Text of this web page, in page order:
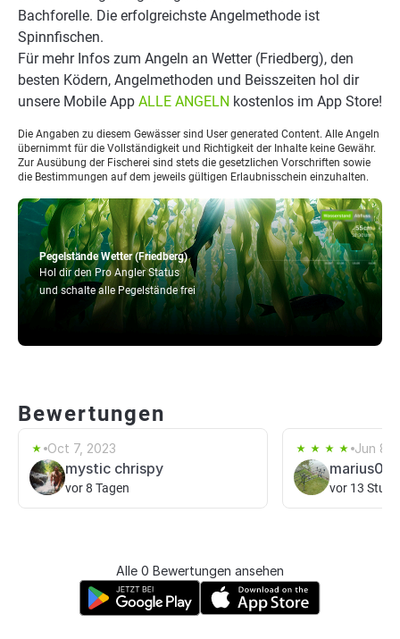
Pegelstände Wetter (Friedberg)
Hol dir den Pro Angler Status
und schalte alle Pegelstände frei
Bachforelle. Die erfolgreichste Angelmethode ist
Spinnfischen.
Für mehr Infos zum Angeln an Wetter (Friedberg), den
besten Ködern, Angelmethoden und Beisszeiten hol dir
unsere Mobile App ALLE ANGELN kostenlos im App Store!
Die Angaben zu diesem Gewässer sind User generated Content. Alle Angeln
übernimmt für die Vollständigkeit und Richtigkeit der Inhalte keine Gewähr.
Zur Ausübung der Fischerei sind stets die gesetzlichen Vorschriften sowie
die Bestimmungen auf dem jeweils gültigen Erlaubnisschein einzuhalten.
Bewertungen
Oct 7, 2023
mystic chrispy
vor 8 Tagen
Jun 8,
marius01
vor 13
Alle 0 Bewertungen ansehen